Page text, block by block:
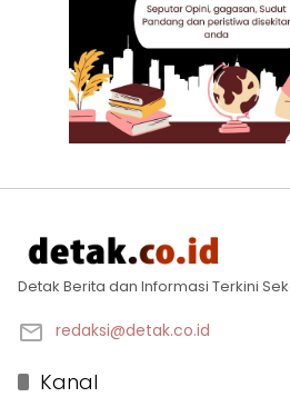
Detak Berita dan Informasi Terkini
redaksi@detak.co.id
Kanal